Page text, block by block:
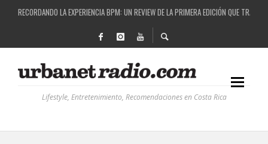
COSTA RICA Y EL BPM FESTIVAL: UNA COMBINACIÓN EXITOSA
RUTAS NATURBANAS: EL PROYECTO QUE ESTÁ TRANSFORMANDO LA CALIDAD DE
LA HISTORIA DETRÁS DE LA MÚSICA ELECTRÓNICA: BBC RADIOPHONIC WORKSHOP
Lifestyle, Entretenimiento, Recomendaciones en Costa Rica